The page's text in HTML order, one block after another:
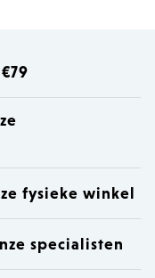
fysieke winkel
specialisten